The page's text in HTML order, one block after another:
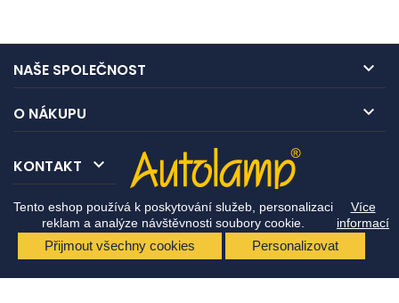
Tento eshop používá k poskytování služeb, personalizaci
reklam a analýze návštěvnosti soubory cookie.
Více
informací
Přijmout všechny cookies Personalizovat
NAŠE SPOLEČNOST 
O NÁKUPU 
KONTAKT 